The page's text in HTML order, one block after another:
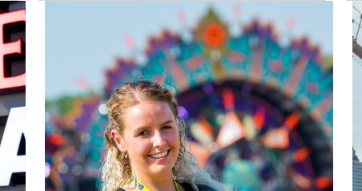
Alle vakgebieden
Business & Ondernemen
Hospitality, Events & Toerisme
Marketing, Sales &
Communicatie